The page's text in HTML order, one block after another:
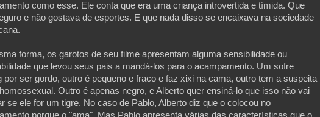
como esse. Ele conta que era uma criança introvertida e tímida. Que
e não gostava de esportes. E que nada disso se encaixava na sociedade
forma, os garotos de seu filme apresentam alguma sensibilidade ou
que levou seus pais a mandá-los para o acampamento. Um sofre
por ser gordo, outro é pequeno e fraco e faz xixi na cama, outro tem a suspeita
Outro é apenas negro, e Alberto quer ensiná-lo que isso não vai
se ele for um tigre. No caso de Pablo, Alberto diz que o colocou no